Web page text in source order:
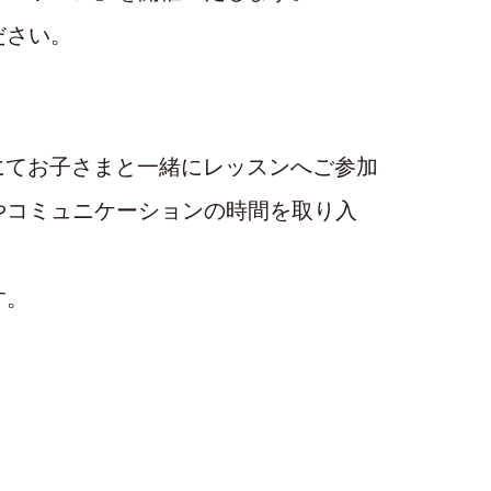
い。
お子さまと一緒にレッスンへご参加
ミュニケーションの時間を取り入